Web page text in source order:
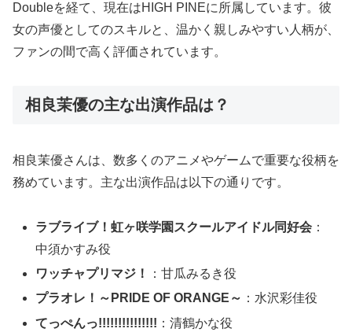
Doubleを経て、現在はHIGH PINEに所属しています。彼
女の声優としてのスキルと、温かく親しみやすい人柄が、
ファンの間で高く評価されています。
相良茉優の主な出演作品は？
相良茉優さんは、数多くのアニメやゲームで重要な役柄を
務めています。主な出演作品は以下の通りです。
ラブライブ！虹ヶ咲学園スクールアイドル同好会 ：
中須かすみ役
ワッチャプリマジ！
：甘瓜みるき役
プラオレ！～PRIDE OF ORANGE～ ：水沢彩佳役
てっぺんっ!!!!!!!!!!!!!!! ：清鶴かな役